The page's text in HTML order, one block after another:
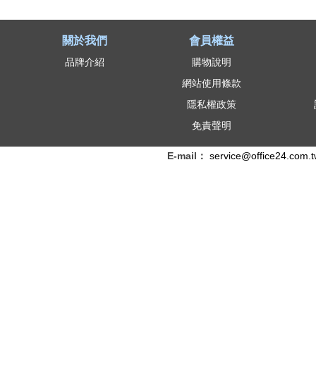
關於我們
品牌介紹
會員權益
購物說明
網站使用條款
隱私權政策
免責聲明
E-mail：